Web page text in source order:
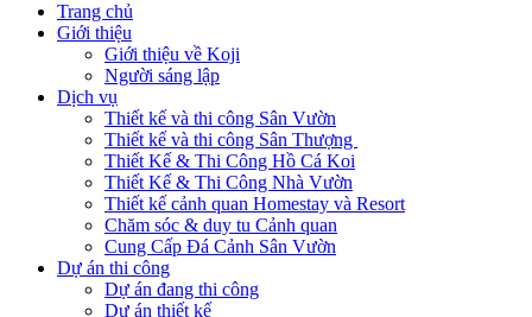
Trang chủ
Giới thiệu
Giới thiệu về Koji
Người sáng lập
Dịch vụ
Thiết kế và thi công Sân Vườn
Thiết kế và thi công Sân Thượng
Thiết Kế & Thi Công Hồ Cá Koi
Thiết Kế & Thi Công Nhà Vườn
Thiết kế cảnh quan Homestay và Resort
Chăm sóc & duy tu Cảnh quan
Cung Cấp Đá Cảnh Sân Vườn
Dự án thi công
Dự án đang thi công
Dự án thiết kế